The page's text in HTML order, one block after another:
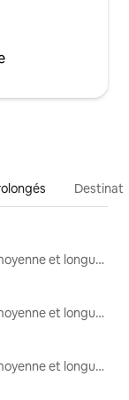
Locations moyenne et longue durée
Locations moyenne et longue durée
Locations moyenne et longue durée